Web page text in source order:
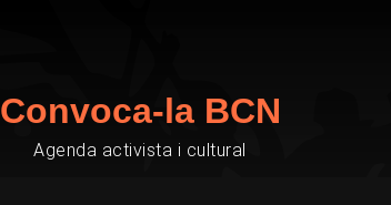
Convoca-la BCN
Agenda activista i cultural